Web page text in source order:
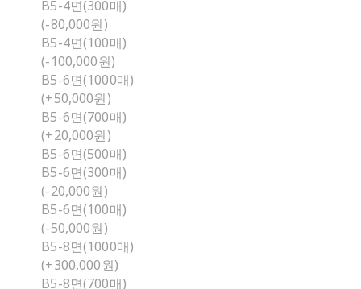
B5-4면(300매)
(-80,000원)
B5-4면(100매)
(-100,000원)
B5-6면(1000매)
(+50,000원)
B5-6면(700매)
(+20,000원)
B5-6면(500매)
B5-6면(300매)
(-20,000원)
B5-6면(100매)
(-50,000원)
B5-8면(1000매)
(+300,000원)
B5-8면(700매)